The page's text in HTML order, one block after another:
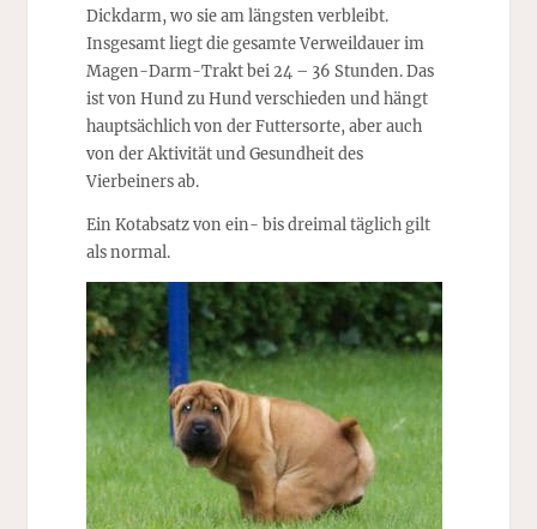
Dickdarm, wo sie am längsten verbleibt.
Insgesamt liegt die gesamte Verweildauer im
Magen-Darm-Trakt bei 24 – 36 Stunden. Das
ist von Hund zu Hund verschieden und hängt
hauptsächlich von der Futtersorte, aber auch
von der Aktivität und Gesundheit des
Vierbeiners ab.
Ein Kotabsatz von ein- bis dreimal täglich gilt
als normal.